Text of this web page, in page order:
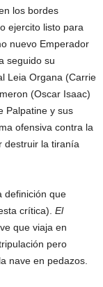
los bordes
ejercito listo para
nuevo Emperador
seguido su
Leia Organa (Carrie
(Oscar Isaac)
Palpatine y sus
ofensiva contra la
destruir la tiranía
definición que
crítica). El
que viaja en
pero
nave en pedazos.